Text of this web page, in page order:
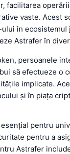
facilitarea
vaste. Acest
în
Astrafer în
persoanele
să efectueze o
implicate.
și în piața
pentru
pentru a
Astrafer